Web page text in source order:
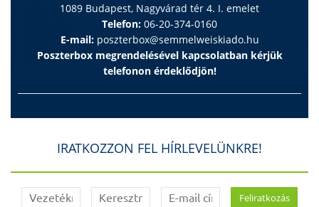
1089 Budapest, Nagyvárad tér 4. I. emelet
Telefon: 06-20-374-0160
E-mail: poszterbox@semmelweiskiado.hu
Poszterbox megrendelésével kapcsolatban kérjük
telefonon érdeklődjön!
IRATKOZZON FEL HÍRLEVELÜNKRE!